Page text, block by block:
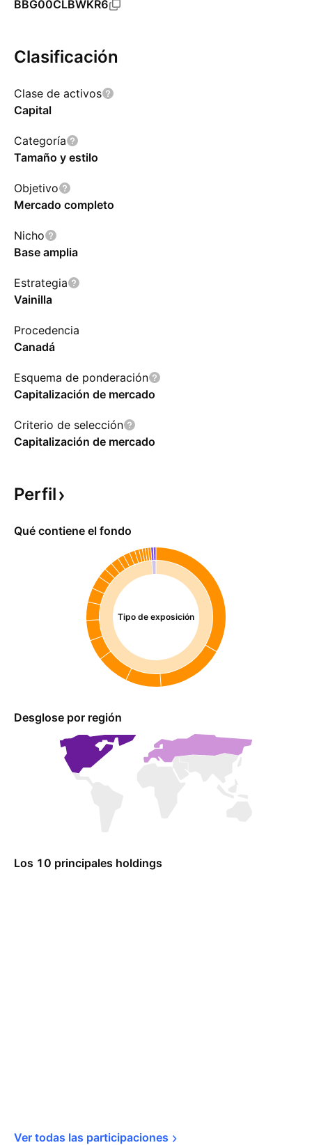
BBG00CLBWKR6
Clasificación
Clase de activos
Capital
Categoría
Tamaño y estilo
Objetivo
Mercado completo
Nicho
Base amplia
Estrategia
Vainilla
Procedencia
Canadá
Esquema de ponderación
Capitalización de mercado
Criterio de selección
Capitalización de mercado
Perfil
Qué contiene el fondo
Tipo de exposición
Desglose por región
Los 10 principales holdings
Ver todas las participaciones